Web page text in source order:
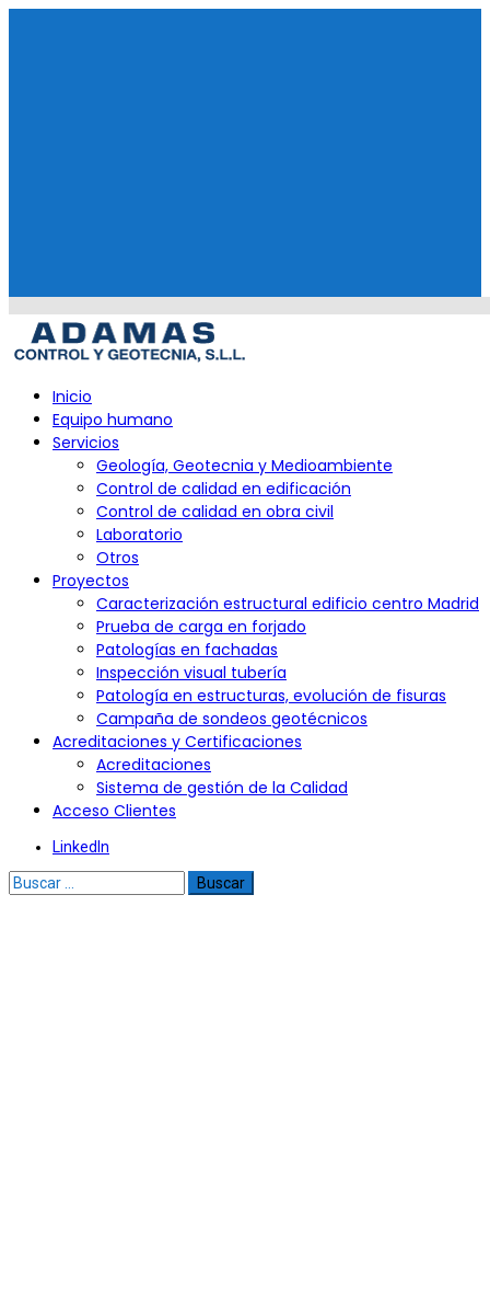
PrimaryInicio
Equipo humano
Servicios
Geología, Geotecnia y Medioambiente
Control de calidad en edificación
Control de calidad en obra civil
Laboratorio
Otros
Proyectos
Caracterización estructural edificio centro Madrid
Prueba de carga en forjado
Patologías en fachadas
Inspección visual tubería
Patología en estructuras, evolución de fisuras
Campaña de sondeos geotécnicos
Acreditaciones y Certificaciones
Acreditaciones
Sistema de gestión de la Calidad
Acceso Clientes
LinkedIn
Buscar: